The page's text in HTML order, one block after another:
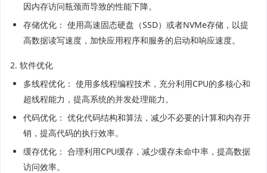
因内存访问瓶颈而导致的性能下降。
存储优化： 使用高速固态硬盘（SSD）或者NVMe存储，以提
高数据读写速度，加快应用程序和服务的启动和响应速度。
2. 软件优化
多线程优化： 使用多线程编程技术，充分利用CPU的多核心和
超线程能力，提高系统的并发处理能力。
代码优化： 优化代码结构和算法，减少不必要的计算和内存开
销，提高代码的执行效率。
缓存优化： 合理利用CPU缓存，减少缓存未命中率，提高数据
访问效率。